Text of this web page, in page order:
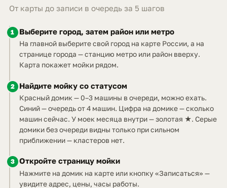
От карты до записи в очередь за 5 шагов
1 Выберите город, затем район или метро
На главной выберите свой город на карте России, а на
странице города — станцию метро или район вверху.
Карта покажет мойки рядом.
2 Найдите мойку со статусом
Красный домик — 0–3 машины в очереди, можно ехать.
Синий — очередь от 4 машин. Цифра на домике — сколько
машин сейчас. У моек месяца внутри — золотая ★. Серые
домики без очереди видны только при сильном
приближении — кластеров нет.
3 Откройте страницу мойки
Нажмите на домик на карте или кнопку «Записаться» —
увидите адрес, цены, часы работы.